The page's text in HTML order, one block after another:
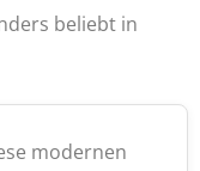
beliebt in
modernen